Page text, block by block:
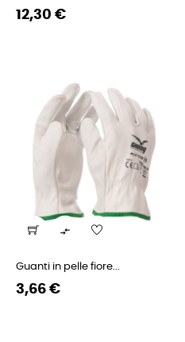
Prezzo
Prezzo
12,30 €

Guanti in pelle fiore...
Prezzo
Prezzo
3,66 €